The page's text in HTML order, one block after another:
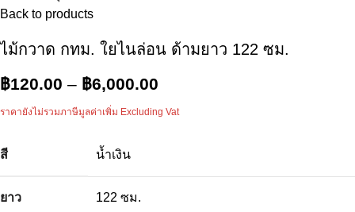
Back to products
ไม้กวาด กทม. ใยไนล่อน ด้ามยาว 122 ซม.
฿120.00 – ฿6,000.00
ราคายังไม่รวมภาษีมูลค่าเพิ่ม Excluding Vat
สี น้ำเงิน
ยาว 122 ซม.